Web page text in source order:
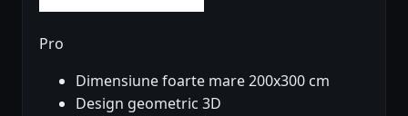
Pro
Dimensiune foarte mare 200x300 cm
Design geometric 3D